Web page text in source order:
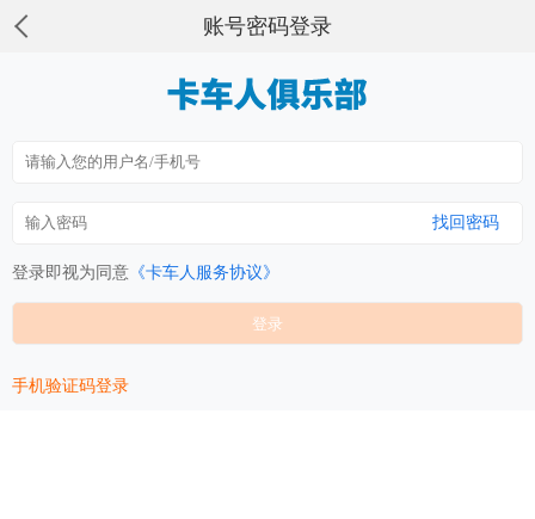
账号密码登录
找回密码
登录即视为同意 《卡车人服务协议》
手机验证码登录